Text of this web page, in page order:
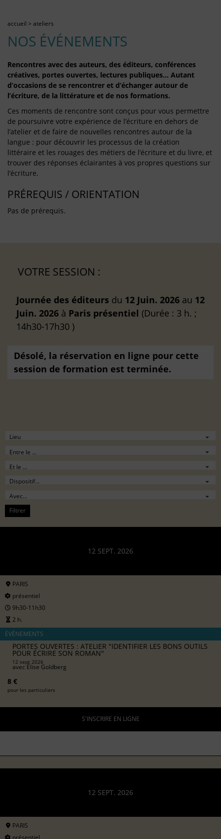
accueil > ateliers
NOS ÉVÉNEMENTS
Rencontres avec des auteurs, des éditeurs, conférences
créatives, portes ouvertes, lectures publiques… Autant
d’occasions de se rencontrer et d’échanger autour de
l’écriture, de la littérature et de nos formations.
Ces moments de rencontre sont conçus pour vous permettre
de poursuivre votre expérience de l’écriture en dehors de
l’atelier et de faire de nouvelles rencontres autour de la
langue : pour découvrir les processus de la création
littéraire et les rouages des métiers de l’écriture et du livre, et
trouver des réponses éclairantes à vos propres questions sur
l’écriture.
PRÉREQUIS / ORIENTATION
Pas de prérequis.
VOTRE SESSION :
Journée des éditeurs du 12 Juin. 2026 au 12
Juin. 2026 à Paris présentiel (Durée : 3 h. ;
14h30-17h30 )
Désolé, la réservation en ligne pour cette
session de formation est terminée.
Filtrer
12 SEPT. 2026
PARIS
présentiel
9h30-11h30
2 h.
ÉVÉNEMENTS
PORTES OUVERTES : ATELIER "IDENTIFIER LES BONS OUTILS
POUR ÉCRIRE SON ROMAN"
12 sept 2026
avecÉlise Goldberg
8 €
pour les particuliers
S'INSCRIRE EN LIGNE
12 SEPT. 2026
PARIS
présentiel